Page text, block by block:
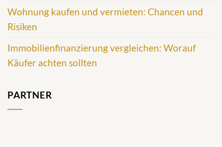
Wohnung kaufen und vermieten: Chancen und
Risiken
Immobilienfinanzierung vergleichen: Worauf
Käufer achten sollten
PARTNER